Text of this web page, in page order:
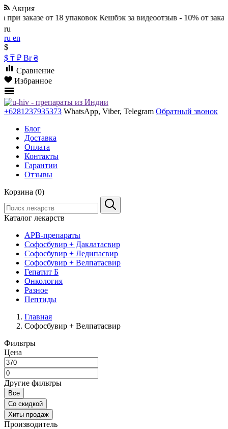
Акция
от 18 упаковок Кешбэк за видеоотзыв - 10% от заказа
ru
ru en
$
$ ₸ ₽ Br ₴
Сравнение
Избранное
+6281237935373 WhatsApp, Viber, Telegram Обратный звонок
Блог
Доставка
Оплата
Контакты
Гарантии
Отзывы
Корзина (0)
Каталог лекарств
АРВ-препараты
Софосбувир + Даклатасвир
Софосбувир + Ледипасвир
Софосбувир + Велпатасвир
Гепатит Б
Онкология
Разное
Пептиды
Главная
Софосбувир + Велпатасвир
Фильтры
Цена
Другие фильтры
Все
Со скидкой
Хиты продаж
Производитель